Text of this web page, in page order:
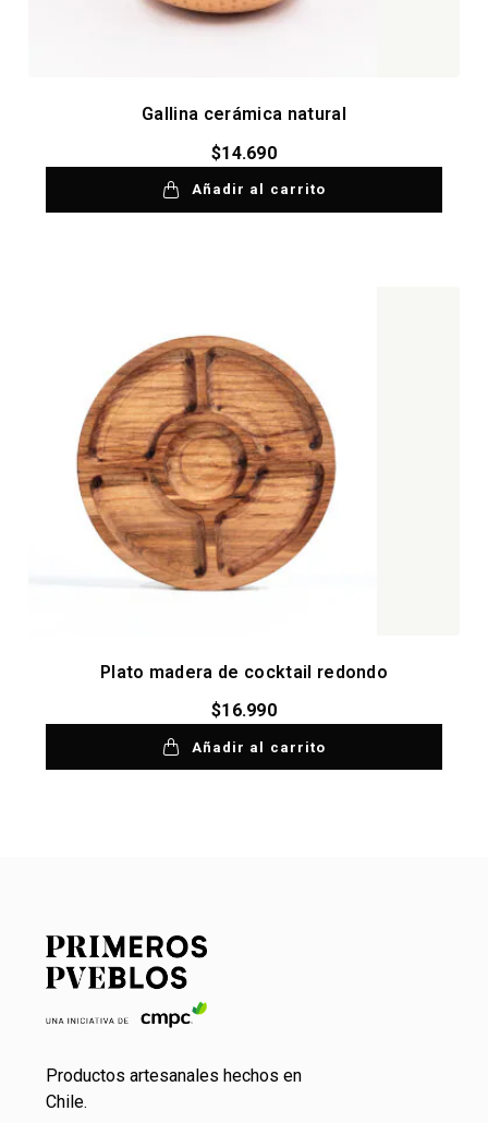
Gallina cerámica natural
$14.690
Añadir al carrito
Plato madera de cocktail redondo
$16.990
Añadir al carrito
Productos artesanales hechos en
Chile.